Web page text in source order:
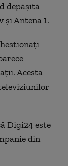
depășită
și Antena 1.
Acesta
Digi24 este
din